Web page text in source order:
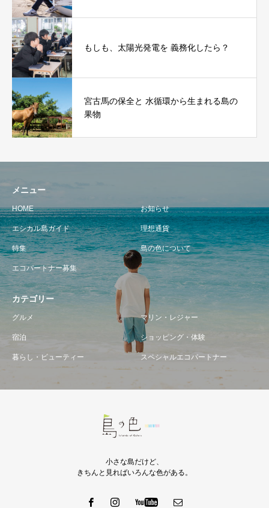
もしも、太陽光発電を 義務化したら？
宮古馬の保全と 水循環から生まれる島の
果物
メニュー
HOME お知らせ
エシカル島ガイド 理想通貨
特集 島の色について
エコパートナー募集
カテゴリー
グルメ マリン・レジャー
宿泊 ショッピング・体験
暮らし・ビューティー スペシャルエコパートナー
小さな島だけど、
きちんと見ればいろんな色がある。